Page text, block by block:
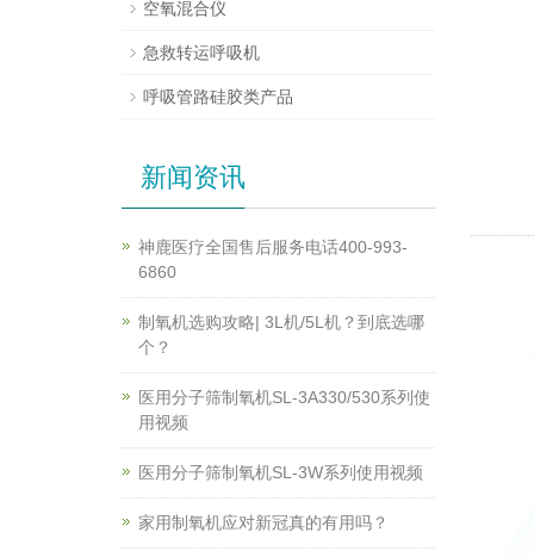
空氧混合仪
急救转运呼吸机
呼吸管路硅胶类产品
新闻资讯
神鹿医疗全国售后服务电话400-993-
6860
制氧机选购攻略| 3L机/5L机？到底选哪
个？
医用分子筛制氧机SL-3A330/530系列使
用视频
医用分子筛制氧机SL-3W系列使用视频
家用制氧机应对新冠真的有用吗？